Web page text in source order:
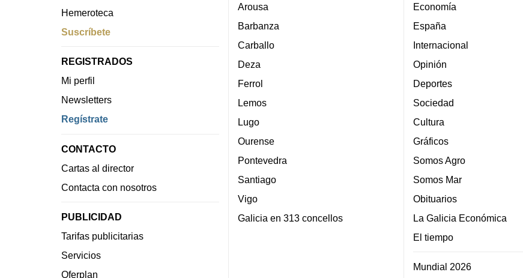
Hemeroteca
Suscríbete
REGISTRADOS
Mi perfil
Newsletters
Regístrate
CONTACTO
Cartas al director
Contacta con nosotros
PUBLICIDAD
Tarifas publicitarias
Servicios
Oferplan
Arousa
Barbanza
Carballo
Deza
Ferrol
Lemos
Lugo
Ourense
Pontevedra
Santiago
Vigo
Galicia en 313 concellos
Economía
España
Internacional
Opinión
Deportes
Sociedad
Cultura
Gráficos
Somos Agro
Somos Mar
Obituarios
La Galicia Económica
El tiempo
Mundial 2026